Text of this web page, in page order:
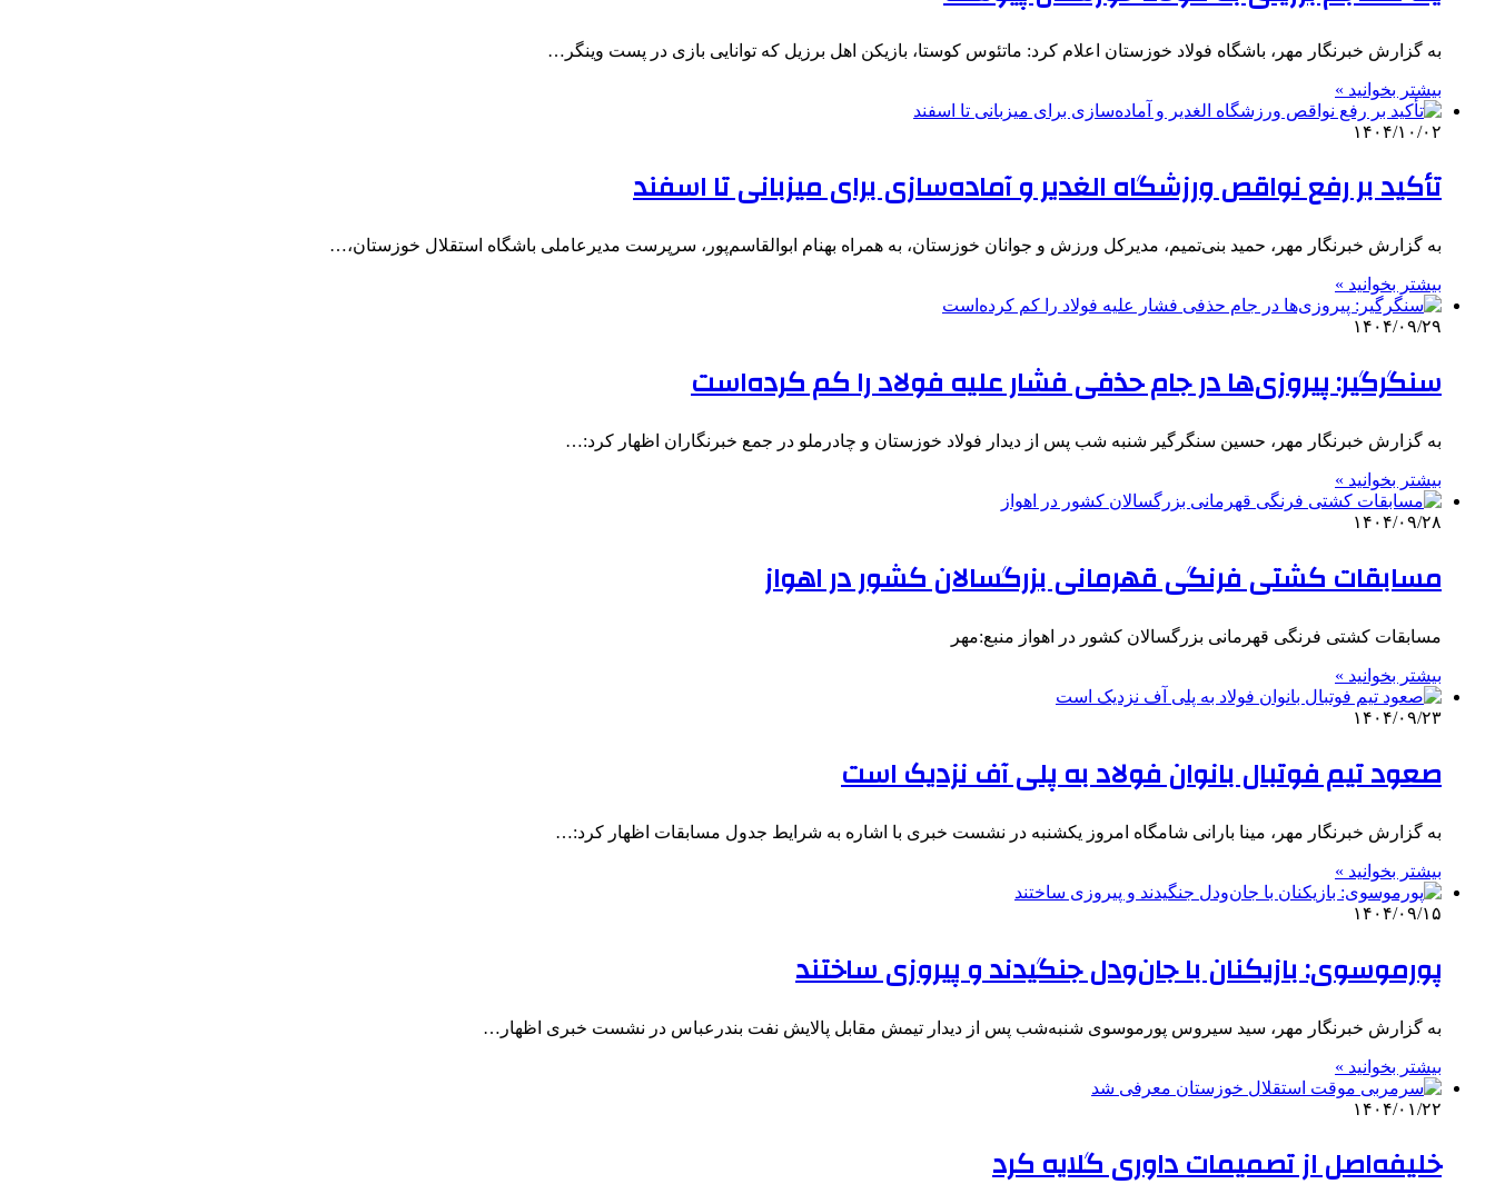
به گزارش خبرنگار مهر، باشگاه فولاد خوزستان اعلام کرد: ماتئوس کوستا، بازیکن اهل برزیل که توانایی بازی در پست وینگر…
بیشتر بخوانید »
۱۴۰۴/۱۰/۰۲
تأکید بر رفع نواقص ورزشگاه الغدیر و آماده‌سازی برای میزبانی تا اسفند
به گزارش خبرنگار مهر، حمید بنی‌تمیم، مدیرکل ورزش و جوانان خوزستان، به همراه بهنام ابوالقاسم‌پور، سرپرست مدیرعاملی باشگاه استقلال خوزستان،…
بیشتر بخوانید »
۱۴۰۴/۰۹/۲۹
سنگرگیر: پیروزی‌ها در جام حذفی فشار علیه فولاد را کم کرده‌است
به گزارش خبرنگار مهر، حسین سنگرگیر شنبه شب پس از دیدار فولاد خوزستان و چادرملو در جمع خبرنگاران اظهار کرد:…
بیشتر بخوانید »
۱۴۰۴/۰۹/۲۸
مسابقات کشتی فرنگی قهرمانی بزرگسالان کشور در اهواز
مسابقات کشتی فرنگی قهرمانی بزرگسالان کشور در اهواز منبع:مهر
بیشتر بخوانید »
۱۴۰۴/۰۹/۲۳
صعود تیم فوتبال بانوان فولاد به پلی آف نزدیک است
به گزارش خبرنگار مهر، مینا بارانی شامگاه امروز یکشنبه در نشست خبری با اشاره به شرایط جدول مسابقات اظهار کرد:…
بیشتر بخوانید »
۱۴۰۴/۰۹/۱۵
پورموسوی: بازیکنان با جان‌ودل جنگیدند و پیروزی ساختند
به گزارش خبرنگار مهر، سید سیروس پورموسوی شنبه‌شب پس از دیدار تیمش مقابل پالایش نفت بندرعباس در نشست خبری اظهار…
بیشتر بخوانید »
۱۴۰۴/۰۱/۲۲
خلیفه‌اصل از تصمیمات داوری گلایه کرد